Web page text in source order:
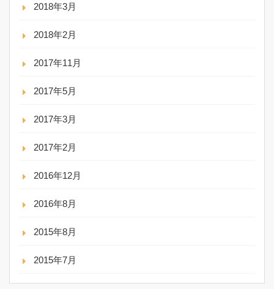
2018年3月
2018年2月
2017年11月
2017年5月
2017年3月
2017年2月
2016年12月
2016年8月
2015年8月
2015年7月